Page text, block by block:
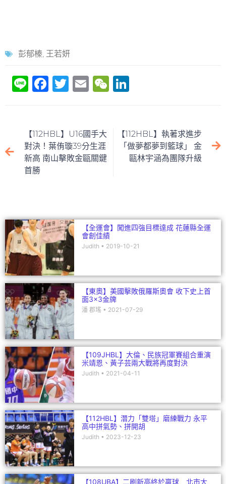
彭郁榛, 王若妍
Li F
e
b
o
T
er
E
l
W
e
dI
n
【112HBL】U16國手大
對決！葉侑璇39分生涯
新高 南山擊敗金甌關鍵
首勝
【112HBL】執著求進步
「做夢都夢到籃球」 金
甌林宇涵為團隊升級
【全運會】闖進四強目標達成 花蓮縣全運
會創佳績
Judith 2019-10-21
【東奧】美國擊敗俄羅斯奧會 收下史上首
面3×3金牌
潘 郡瑤 2021-07-29
【109JHBL】大倫、民族冠軍賽組合重演
米靖恩、黃子芸兩大戰將再度對決
Judith 2021-04-11
【112HBL】潛力「雙塔」磨練戰力 永平
高中拼氣勢、拼開胡
Judith 2023-12-23
【108UBA】二刷新高終於贏球 北市大